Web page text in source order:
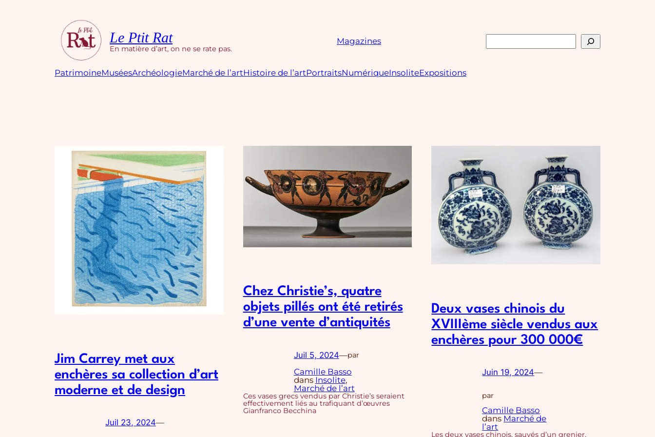
Le Ptit Rat
En matière d’art, on ne se rate pas.
Magazines Rechercher
PatrimoineMuséesArchéologieMarché de l’artHistoire de l’artPortraitsNumériqueInsoliteExpositions
Jim Carrey met aux
enchères sa collection d’art
moderne et de design
Juil 23, 2024—
Chez Christie’s, quatre
objets pillés ont été retirés
d’une vente d’antiquités
Juil 5, 2024—par
Camille Basso
dans Insolite
Marché de l’art
Ces vases grecs vendus par Christie’s seraient
effectivement liés au trafiquant d’œuvres
Gianfranco Becchina
Deux vases chinois du
XVIIIème siècle vendus aux
enchères pour 300 000€
Juin 19, 2024—
par
Camille Basso
dans Marché de
l’art
Les deux vases chinois, sauvés d’un grenier,